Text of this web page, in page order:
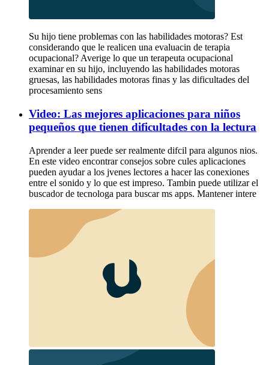
Su hijo tiene problemas con las habilidades motoras? Est
considerando que le realicen una evaluacin de terapia
ocupacional? Averige lo que un terapeuta ocupacional
examinar en su hijo, incluyendo las habilidades motoras
gruesas, las habilidades motoras finas y las dificultades del
procesamiento sens
Video: Las mejores aplicaciones para niños
pequeños que tienen dificultades con la lectura
Aprender a leer puede ser realmente difcil para algunos nios.
En este video encontrar consejos sobre cules aplicaciones
pueden ayudar a los jvenes lectores a hacer las conexiones
entre el sonido y lo que est impreso. Tambin puede utilizar el
buscador de tecnologa para buscar ms apps. Mantener intere